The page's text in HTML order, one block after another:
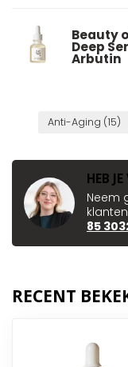
Beauty
Deep
Arbutin
Anti-Aging (15)
HEB
Neem
85
RECENT